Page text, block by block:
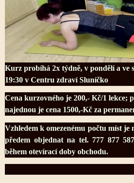
Kurz probíhá 2x týdně, v pondělí a ve
19:30 v Centru zdraví Sluníčko
Cena kurzovného je 200,- Kč/1 lekce;
najednou je cena 1500,-Kč za
Vzhledem k omezenému počtu míst je
předem objednat na tel. 777 877
během otevírací doby obchodu.